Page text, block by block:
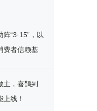
“3·15”，以
费者信赖基
主，喜鹊到
线！